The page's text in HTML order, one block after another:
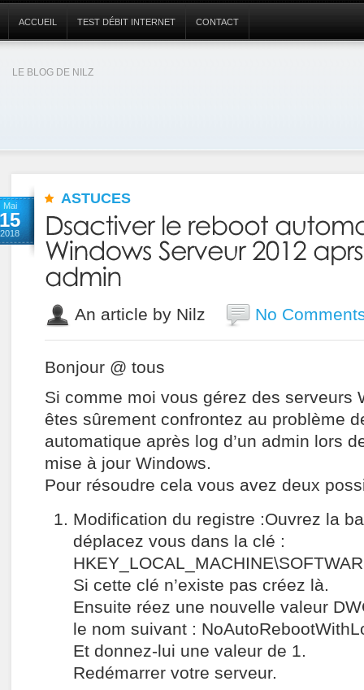
LE BLOG DE NILZ
ACCUEIL TEST DÉBIT INTERNET CONTACT
Mai
15
2018
ASTUCES
An article by Nilz No
Bonjour @ tous
Si comme moi vous gérez des serveurs
êtes sûrement confrontez au problème
automatique après log d’un admin lors
mise à jour Windows.
Pour résoudre cela vous avez deux
Modification du registre :Ouvrez la
déplacez vous dans la clé :
Si cette clé n’existe pas créez là.
Ensuite réez une nouvelle valeur
le nom suivant :
Et donnez-lui une valeur de 1.
Redémarrer votre serveur.